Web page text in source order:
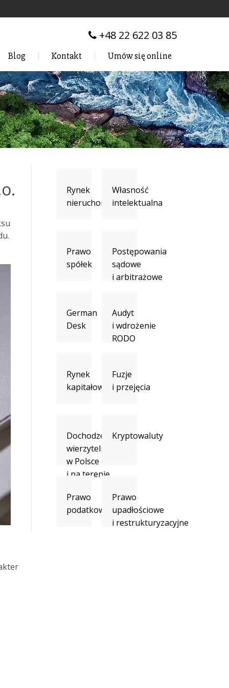
+48 22 622 03 85
Blog Kontakt Umów się online
Rynek
nieruchomości
Własność
intelektualna
Prawo
spółek
Postępowania
sądowe
i arbitrażowe
German
Desk
Audyt
i wdrożenie
RODO
Rynek
kapitałowy
Fuzje
i przejęcia
Dochodzenie
wierzytelności
w Polsce
i na terenie
Kryptowaluty
Prawo
podatkowe
Prawo
upadłościowe
i restrukturyzacyjne